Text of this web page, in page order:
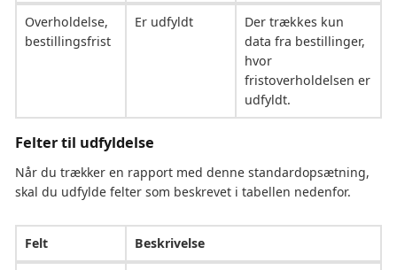
Overholdelse,
bestillingsfrist
Er udfyldt
Der trækkes kun
data fra bestillinger,
hvor
fristoverholdelsen er
udfyldt.
Felter til udfyldelse
Når du trækker en rapport med denne standardopsætning,
skal du udfylde felter som beskrevet i tabellen nedenfor.
Felt Beskrivelse